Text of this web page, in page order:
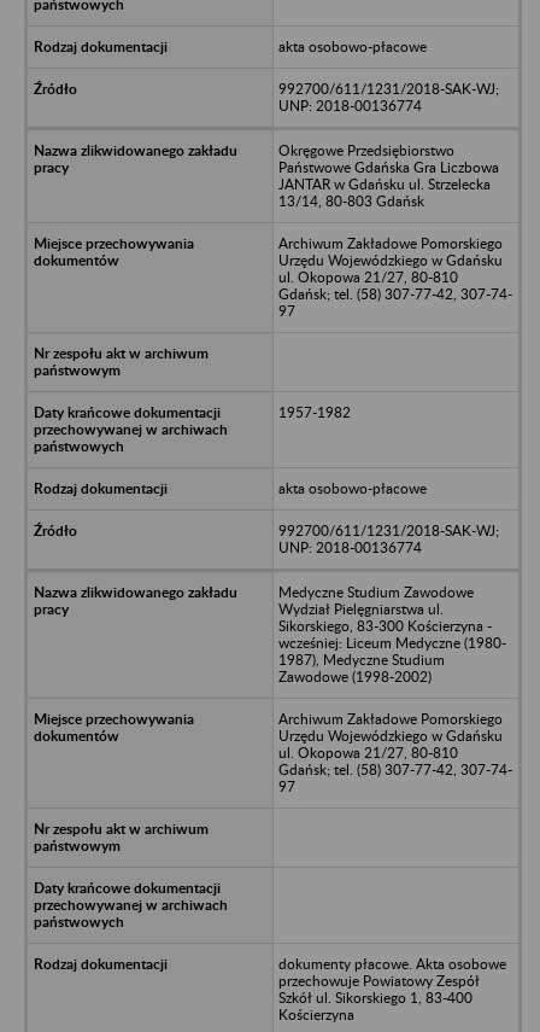
akta osobowo-płacowe
992700/611/1231/2018-SAK-WJ;
UNP: 2018-00136774
Okręgowe Przedsiębiorstwo
Państwowe Gdańska Gra Liczbowa
JANTAR w Gdańsku ul. Strzelecka
13/14, 80-803 Gdańsk
Archiwum Zakładowe Pomorskiego
Urzędu Wojewódzkiego w Gdańsku
ul. Okopowa 21/27, 80-810
Gdańsk; tel. (58) 307-77-42, 307-74-
97
1957-1982
akta osobowo-płacowe
992700/611/1231/2018-SAK-WJ;
UNP: 2018-00136774
Medyczne Studium Zawodowe
Wydział Pielęgniarstwa ul.
Sikorskiego, 83-300 Kościerzyna -
wcześniej: Liceum Medyczne (1980-
1987), Medyczne Studium
Zawodowe (1998-2002)
Archiwum Zakładowe Pomorskiego
Urzędu Wojewódzkiego w Gdańsku
ul. Okopowa 21/27, 80-810
Gdańsk; tel. (58) 307-77-42, 307-74-
97
dokumenty płacowe. Akta osobowe
przechowuje Powiatowy Zespół
Szkół ul. Sikorskiego 1, 83-400
Kościerzyna